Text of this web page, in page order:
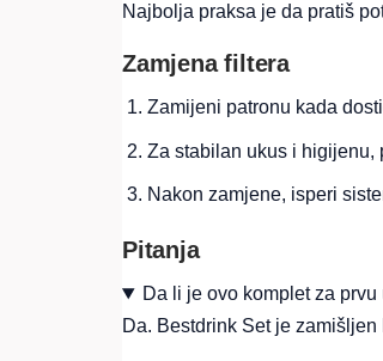
Najbolja praksa je da pratiš
Zamjena filtera
Zamijeni patronu kada
Za stabilan ukus i higijenu,
Nakon zamjene, isperi
Pitanja
Da li je ovo komplet za
Da. Bestdrink Set je